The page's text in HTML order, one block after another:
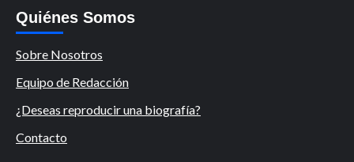
Quiénes Somos
Sobre Nosotros
Equipo de Redacción
¿Deseas reproducir una biografía?
Contacto